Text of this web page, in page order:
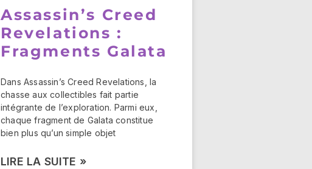
Assassin’s Creed
Revelations :
Fragments Galata
Dans Assassin’s Creed Revelations, la
chasse aux collectibles fait partie
intégrante de l’exploration. Parmi eux,
chaque fragment de Galata constitue
bien plus qu’un simple objet
LIRE LA SUITE »